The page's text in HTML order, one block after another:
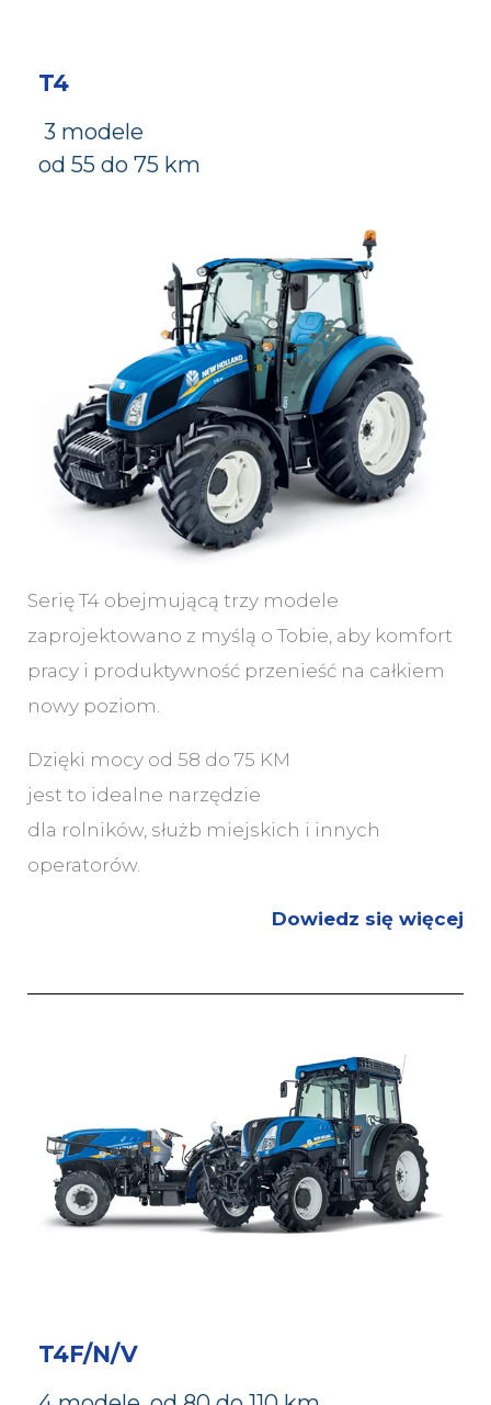
T4
3 modele
od 55 do 75 km
Serię T4 obejmującą trzy modele
zaprojektowano z myślą o Tobie, aby komfort
pracy i produktywność przenieść na całkiem
nowy poziom.
Dzięki mocy od 58 do 75 KM
jest to idealne narzędzie
dla rolników, służb miejskich i innych
operatorów.
Dowiedz się więcej
T4F/N/V